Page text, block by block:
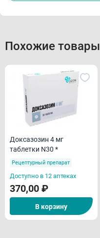
Похожие товары
Доксазозин 4 мг
таблетки N30 *
Рецептурный препарат
Доступно в 12 аптеках
370,00 ₽
В корзину